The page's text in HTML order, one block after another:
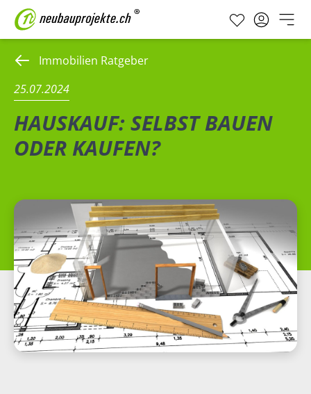
Immobilien Ratgeber
25.07.2024
HAUSKAUF: SELBST BAUEN
ODER KAUFEN?